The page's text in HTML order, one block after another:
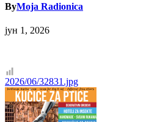
ByMoja Radionica
јун 1, 2026
Кретање
чланка
2026/06/32831.jpg